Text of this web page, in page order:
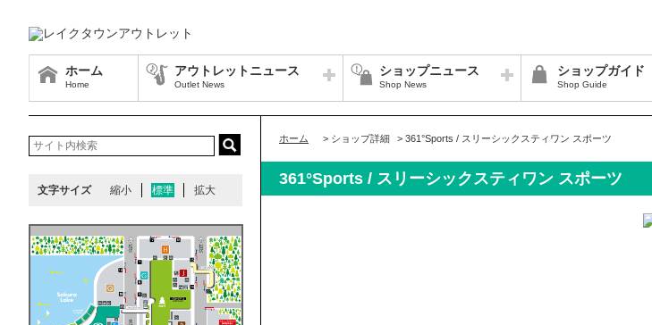
ホーム
Home
アウトレットニュース
Outlet News
ショップニュース
Shop News
ショップガイド
Shop Guide
ホーム > ショップ詳細 > 361°Sports / スリーシックスティワン スポーツ
361°Sports / スリーシックスティワン スポーツ
文字サイズ 縮小 標準 拡大